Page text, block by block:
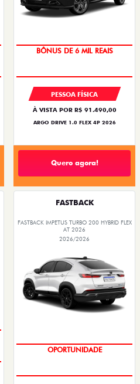
TAXA ZERO
PESSOA FÍSICA
À VISTA POR R$ 91.490,00
ARGO DRIVE 1.0 FLEX 4P 2026
Quero agora!
FASTBACK
FASTBACK IMPETUS TURBO 200 HYBRID FLEX
AT 2026
2026/2026
OPORTUNIDADE